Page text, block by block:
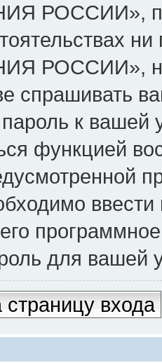
РОССИИ»,
РОССИИ», ни
спрашивать
к вашей
функцией
для вашей
входа